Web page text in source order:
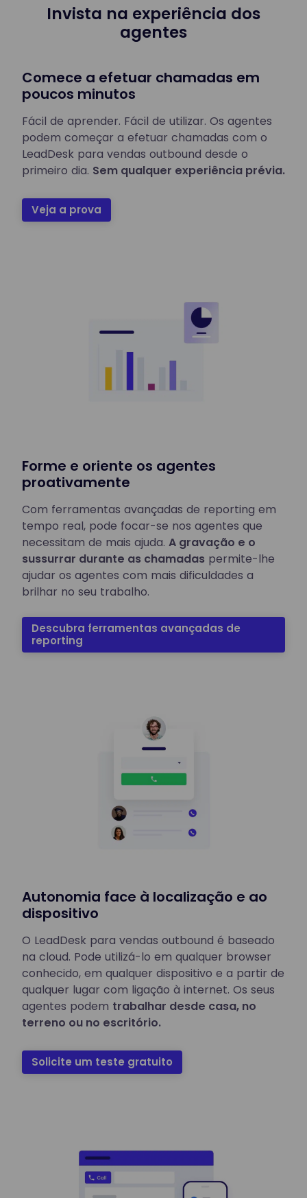
Invista na experiência dos
agentes
Comece a efetuar chamadas em
poucos minutos
Fácil de aprender. Fácil de utilizar. Os agentes
podem começar a efetuar chamadas com o
LeadDesk para vendas outbound desde o
primeiro dia. Sem qualquer experiência prévia.
Veja a prova
Forme e oriente os agentes
proativamente
Com ferramentas avançadas de reporting em
tempo real, pode focar-se nos agentes que
necessitam de mais ajuda. A gravação e o
sussurrar durante as chamadas permite-lhe
ajudar os agentes com mais dificuldades a
brilhar no seu trabalho.
Descubra ferramentas avançadas de
reporting
Autonomia face à localização e ao
dispositivo
O LeadDesk para vendas outbound é baseado
na cloud. Pode utilizá-lo em qualquer browser
conhecido, em qualquer dispositivo e a partir de
qualquer lugar com ligação à internet. Os seus
agentes podem trabalhar desde casa, no
terreno ou no escritório.
Solicite um teste gratuito